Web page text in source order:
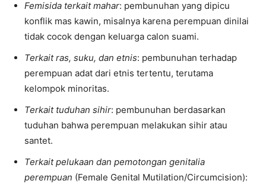
Femisida terkait mahar: pembunuhan yang dipicu
konflik mas kawin, misalnya karena perempuan dinilai
tidak cocok dengan keluarga calon suami.
Terkait ras, suku, dan etnis: pembunuhan terhadap
perempuan adat dari etnis tertentu, terutama
kelompok minoritas.
Terkait tuduhan sihir: pembunuhan berdasarkan
tuduhan bahwa perempuan melakukan sihir atau
santet.
Terkait pelukaan dan pemotongan genitalia
perempuan (Female Genital Mutilation/Circumcision):